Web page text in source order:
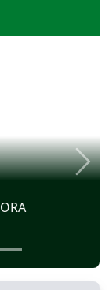
Next